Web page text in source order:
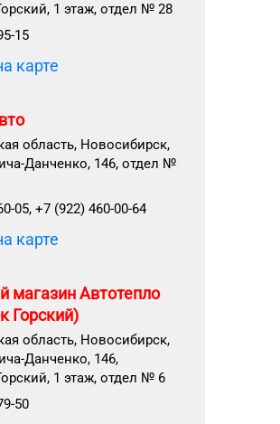
1 этаж, отдел № 28
15
карте
область, Новосибирск,
Данченко, 146, отдел №
05, +7 (922) 460-00-64
карте
магазин Автотепло
Горский)
область, Новосибирск,
Данченко, 146,
1 этаж, отдел № 6
50